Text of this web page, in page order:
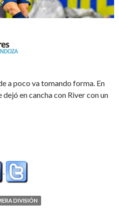
a poco va tomando forma. En
en cancha con River con un
DIVISIÓN